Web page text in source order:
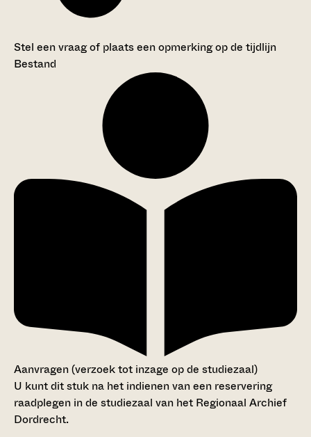
Stel een vraag of plaats een opmerking op de tijdlijn
Bestand
Aanvragen (verzoek tot inzage op de studiezaal)
U kunt dit stuk na het indienen van een reservering
raadplegen in de studiezaal van het Regionaal Archief
Dordrecht.